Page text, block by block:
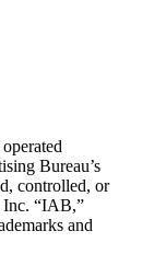
Bureau’s
controlled, or
Inc. “IAB,”
and